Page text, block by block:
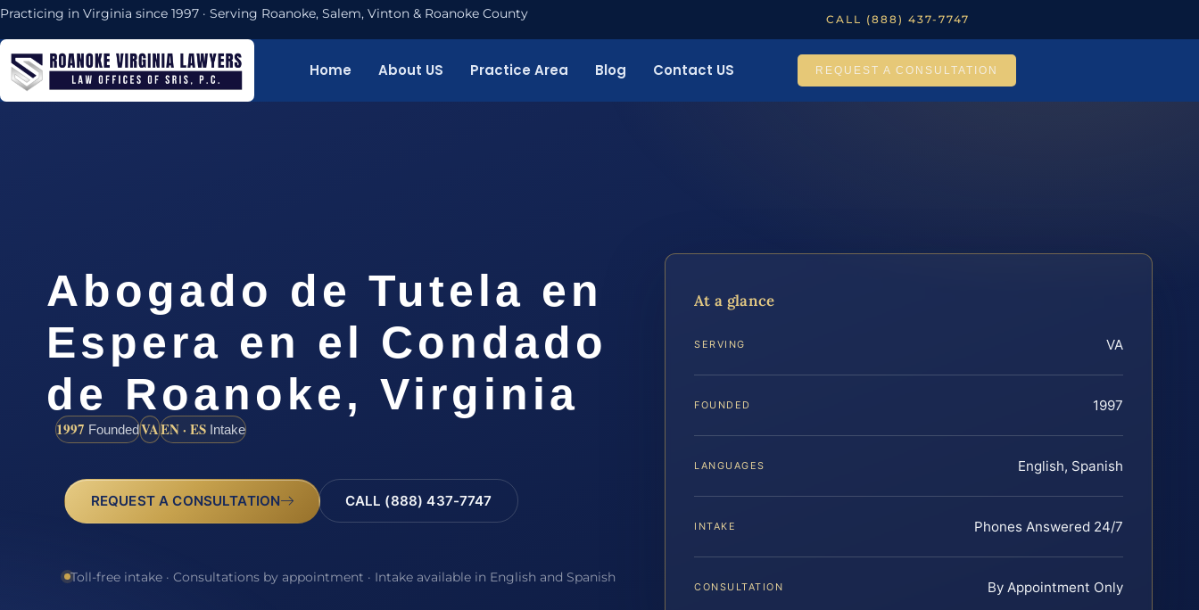
Practicing in Virginia since 1997 · Serving Roanoke, Salem, Vinton & Roanoke County CALL (888) 437-7747
Home About US Practice Area Blog Contact US REQUEST A CONSULTATION
Abogado de Tutela en
Espera en el Condado
de Roanoke, Virginia
1997 FoundedVAEN · ES Intake
REQUEST A CONSULTATION CALL (888) 437-7747
Toll-free intake · Consultations by appointment · Intake available in English and Spanish
At a glance
SERVING VA
FOUNDED 1997
LANGUAGES English, Spanish
INTAKE Phones Answered 24/7
CONSULTATION By Appointment Only